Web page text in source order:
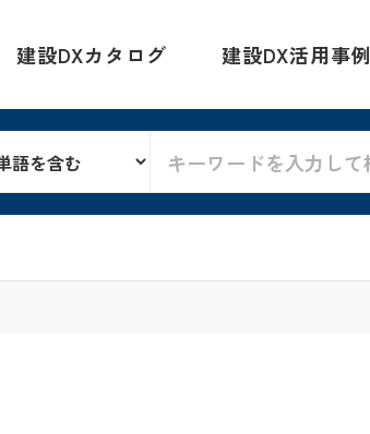
建設DXカタログ 建設DX活用事例